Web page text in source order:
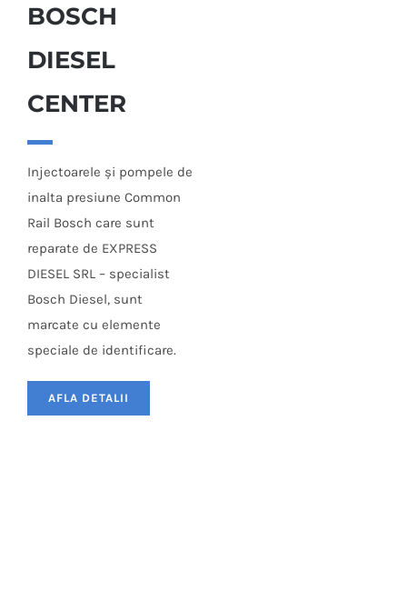
BOSCH
DIESEL
CENTER
Injectoarele şi pompele de
inalta presiune Common
Rail Bosch care sunt
reparate de EXPRESS
DIESEL SRL – specialist
Bosch Diesel, sunt
marcate cu elemente
speciale de identificare.
AFLA DETALII